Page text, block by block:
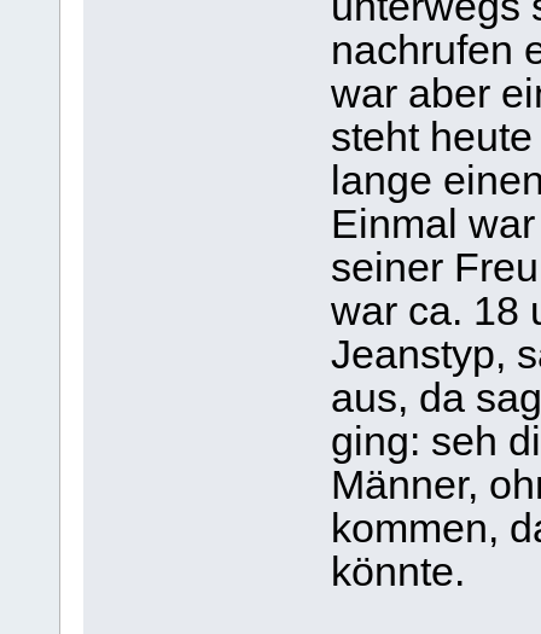
nachrufen
war aber
steht
lange
Einmal
seiner
war ca. 18
Jeanstyp,
aus, da
ging: seh
Männer,
kommen,
könnte.